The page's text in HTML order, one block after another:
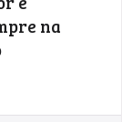
na